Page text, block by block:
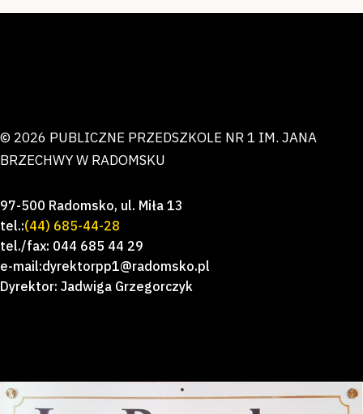
© 2026 PUBLICZNE PRZEDSZKOLE NR 1 IM. JANA
BRZECHWY W RADOMSKU
97-500 Radomsko, ul. Miła 13
tel.:(44) 685-44-28
tel./fax: 044 685 44 29
e-mail:dyrektorpp1@radomsko.pl
Dyrektor: Jadwiga Grzegorczyk